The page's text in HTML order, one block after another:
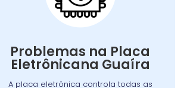
Problemas na Placa
Eletrônicana Guaíra
A placa eletrônica controla todas as
A placa eletrônica controla todas as
lava e seca
de lavagem, secagem, ou na interface
de controle.
Problemas elétricos
ou